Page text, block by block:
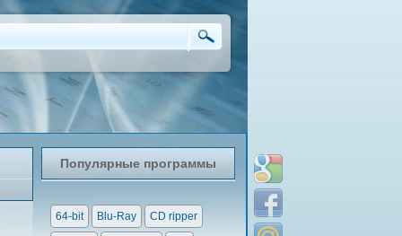
Популярные программы
64-bit Blu-Ray CD ripper